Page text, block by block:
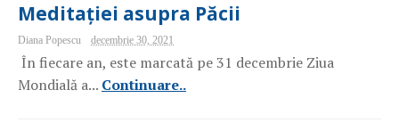
Meditației asupra Păcii
Diana Popescu decembrie 30, 2021
În fiecare an, este marcată pe 31 decembrie Ziua
Mondială a... Continuare..